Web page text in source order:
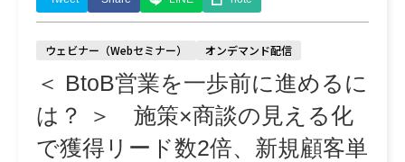
ウェビナー（Webセミナー） オンデマンド配信
＜ BtoB営業を一歩前に進めるに
は？ ＞ 施策×商談の見える化
で獲得リード数2倍、新規顧客単